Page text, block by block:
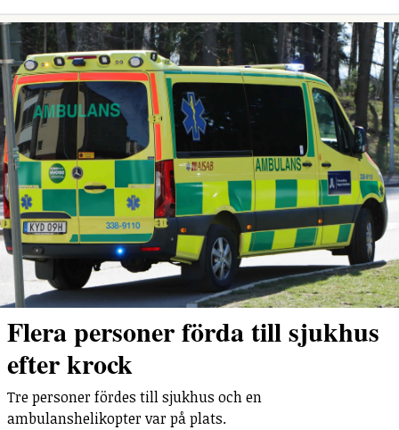
Flera personer förda till sjukhus
efter krock
Tre personer fördes till sjukhus och en
ambulanshelikopter var på plats.